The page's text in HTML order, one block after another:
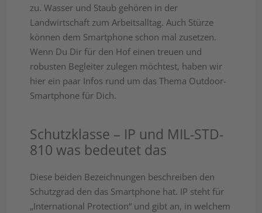
zu. Wasser und Staub gehören in der
Landwirtschaft zum Arbeitsalltag. Auch Stürze
können dem Smartphone schon mal zusetzen.
Wenn Du Dir für den Hof einen treuen und
robusten Begleiter zulegen möchtest, haben wir
hier ein paar Infos rund um das Thema Outdoor-
Smartphone für Dich.
Schutzklasse – IP und MIL-STD-
810 was bedeutet das
Diese beiden Bezeichnungen beschreiben den
Schutzgrad den das Smartphone hat. IP steht für
„International Protection“ und gibt an, in welchem